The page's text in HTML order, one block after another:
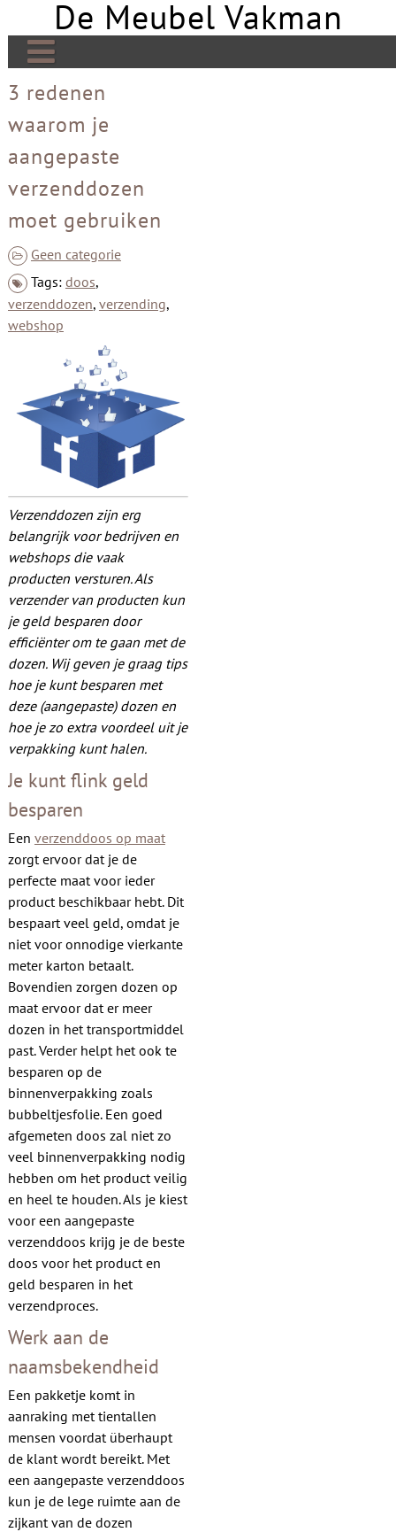
content
De Meubel Vakman
De Meubel Vakman | Meer over design
Banken
Bedden
Tafels
Tv meubels
Kasten
Open haard
Stoelen
Contact
3 redenen
waarom je
aangepaste
verzenddozen
moet gebruiken
Geen categorie
Tags: doos,
verzenddozen, verzending,
webshop
Verzenddozen zijn erg
belangrijk voor bedrijven en
webshops die vaak
producten versturen. Als
verzender van producten kun
je geld besparen door
efficiënter om te gaan met de
dozen. Wij geven je graag tips
hoe je kunt besparen met
deze (aangepaste) dozen en
hoe je zo extra voordeel uit je
verpakking kunt halen.
Je kunt flink geld
besparen
Een verzenddoos op maat
zorgt ervoor dat je de
perfecte maat voor ieder
product beschikbaar hebt. Dit
bespaart veel geld, omdat je
niet voor onnodige vierkante
meter karton betaalt.
Bovendien zorgen dozen op
maat ervoor dat er meer
dozen in het transportmiddel
past. Verder helpt het ook te
besparen op de
binnenverpakking zoals
bubbeltjesfolie. Een goed
afgemeten doos zal niet zo
veel binnenverpakking nodig
hebben om het product veilig
en heel te houden. Als je kiest
voor een aangepaste
verzenddoos krijg je de beste
doos voor het product en
geld besparen in het
verzendproces.
Werk aan de
naamsbekendheid
Een pakketje komt in
aanraking met tientallen
mensen voordat überhaupt
de klant wordt bereikt. Met
een aangepaste verzenddoos
kun je de lege ruimte aan de
zijkant van de dozen